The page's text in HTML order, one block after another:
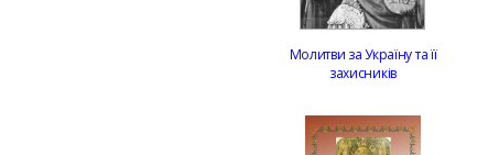
Молитви за Україну та її
захисників